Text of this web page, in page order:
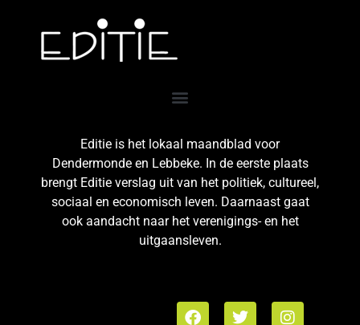
Editie is het lokaal maandblad voor
Dendermonde en Lebbeke. In de eerste plaats
brengt Editie verslag uit van het politiek, cultureel,
sociaal en economisch leven. Daarnaast gaat
ook aandacht naar het verenigings- en het
uitgaansleven.